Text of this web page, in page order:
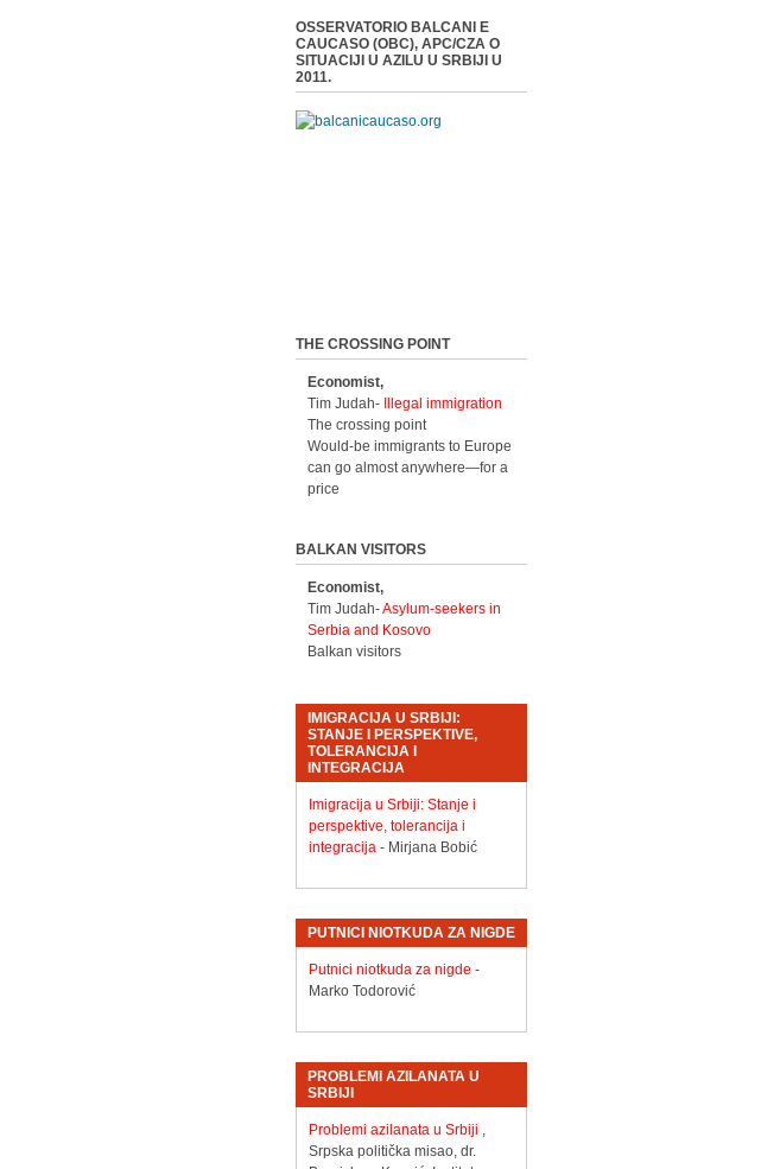
OSSERVATORIO BALCANI E
CAUCASO (OBC), APC/CZA O
SITUACIJI U AZILU U SRBIJI U
2011.
THE CROSSING POINT
Economist,
Tim Judah-
Illegal immigration
The crossing point
Would-be immigrants to Europe
can go almost anywhere—for a
price
BALKAN VISITORS
Economist,
Tim Judah-Asylum-seekers in
Serbia and Kosovo
Balkan visitors
IMIGRACIJA U SRBIJI:
STANJE I PERSPEKTIVE,
TOLERANCIJA I
INTEGRACIJA
Imigracija u Srbiji: Stanje i
perspektive, tolerancija i
integracija- Mirjana Bobić
PUTNICI NIOTKUDA ZA NIGDE
Putnici niotkuda za nigde -
Marko Todorović
PROBLEMI AZILANATA U
SRBIJI
Problemi azilanata u Srbiji ,
Srpska politička misao, dr.